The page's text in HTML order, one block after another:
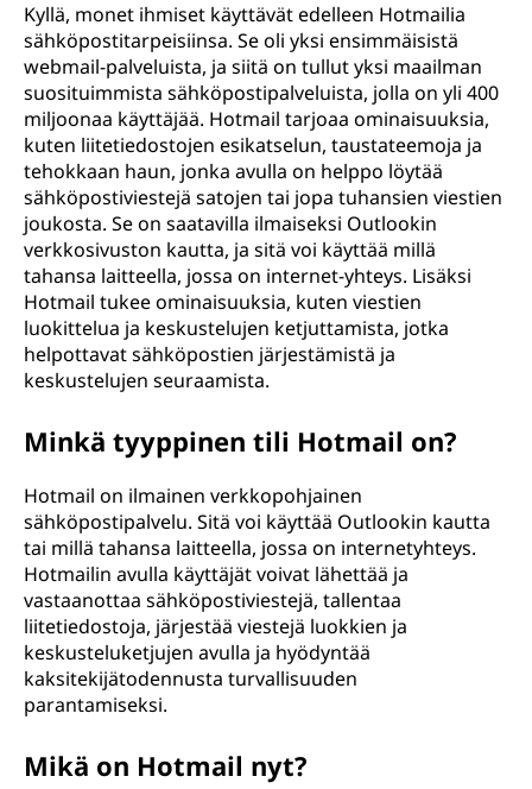
Kyllä, monet ihmiset käyttävät edelleen Hotmailia
sähköpostitarpeisiinsa. Se oli yksi ensimmäisistä
webmail-palveluista, ja siitä on tullut yksi maailman
suosituimmista sähköpostipalveluista, jolla on yli 400
miljoonaa käyttäjää. Hotmail tarjoaa ominaisuuksia,
kuten liitetiedostojen esikatselun, taustateemoja ja
tehokkaan haun, jonka avulla on helppo löytää
sähköpostiviestejä satojen tai jopa tuhansien viestien
joukosta. Se on saatavilla ilmaiseksi Outlookin
verkkosivuston kautta, ja sitä voi käyttää millä
tahansa laitteella, jossa on internet-yhteys. Lisäksi
Hotmail tukee ominaisuuksia, kuten viestien
luokittelua ja keskustelujen ketjuttamista, jotka
helpottavat sähköpostien järjestämistä ja
keskustelujen seuraamista.
Minkä tyyppinen tili Hotmail on?
Hotmail on ilmainen verkkopohjainen
sähköpostipalvelu. Sitä voi käyttää Outlookin kautta
tai millä tahansa laitteella, jossa on internetyhteys.
Hotmailin avulla käyttäjät voivat lähettää ja
vastaanottaa sähköpostiviestejä, tallentaa
liitetiedostoja, järjestää viestejä luokkien ja
keskusteluketjujen avulla ja hyödyntää
kaksitekijätodennusta turvallisuuden
parantamiseksi.
Mikä on Hotmail nyt?